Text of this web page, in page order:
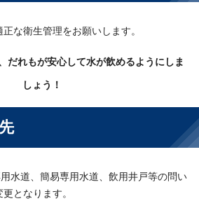
な衛生管理をお願いします。
だれもが安心して水が飲めるようにしま
しょう！
水道、簡易専用水道、飲用井戸等の問い
となります。